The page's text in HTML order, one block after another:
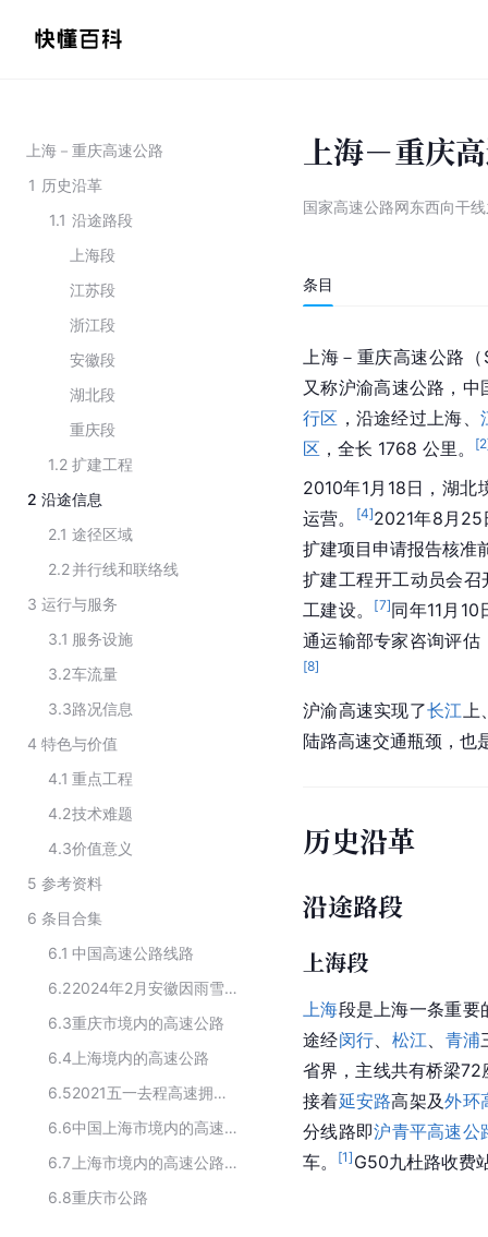
上海－重庆高速公路
1 历史沿革
1.1 沿途路段
上海段
江苏段
浙江段
安徽段
湖北段
重庆段
1.2 扩建工程
2 沿途信息
2.1 途径区域
2.2并行线和联络线
3 运行与服务
3.1 服务设施
3.2车流量
3.3路况信息
4 特色与价值
4.1 重点工程
4.2技术难题
4.3价值意义
5 参考资料
6 条目合集
6.1 中国高速公路线路
6.2
2024年2月安徽因雨雪天气影响封闭的高速公路
6.3重庆市境内的高速公路
6.4 上海境内的高速公路
6.5
2021五一去程高速拥堵路段预测
6.6
中国上海市境内的高速公路
6.7
上海市境内的高速公路线路
6.8重庆市公路
上海－重庆
国家高速公路网东西向干
条目
上海 － 重庆高速公路
又称沪渝高速公路， 中
行区 ，沿途经过上海、
区 ，全长 1768 公里。 [2
2010年1月18日，湖北
运营。
[4]2021年8月25
扩建项目申请报告核准
扩建工程开工动员会召
工建设。
[7]同年11月
通运输部专家咨询评估
[8]
沪渝高速实现了长江
陆路高速交通瓶颈，也
历史沿革
沿途路段
上海段
上海段是上海一条重要
途经闵行 松江 青浦
省界，主线共有桥梁72
接着延安路高架及外环
分线路即沪青平高速公
车。
[1] G50九杜路收费